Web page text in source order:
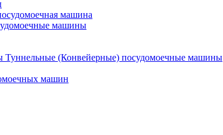
машина
машины
Туннельные (Конвейерные) посудомоечные машины
машин